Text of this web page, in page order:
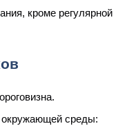
кроме регулярной
окружающей среды: